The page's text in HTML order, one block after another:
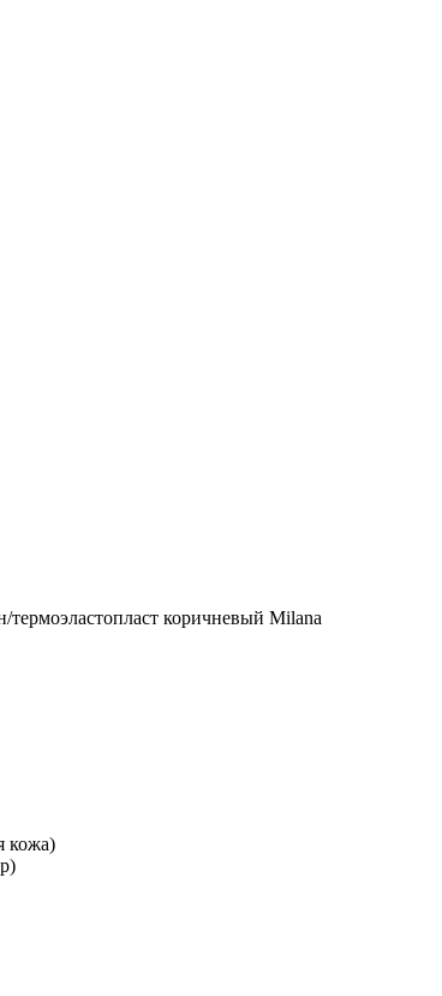
коричневый Milana
кожа)